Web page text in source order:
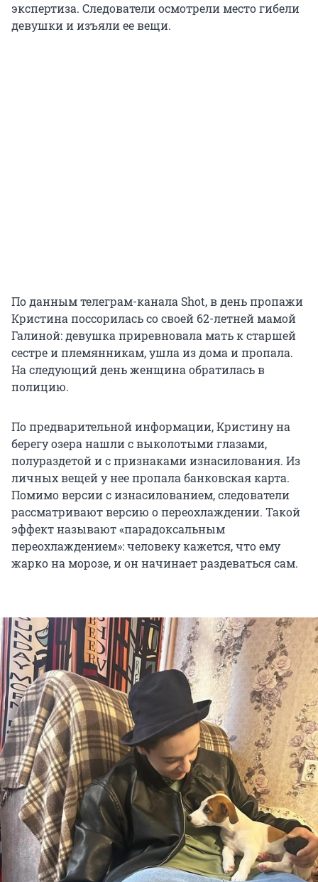
экспертиза. Следователи осмотрели место гибели
девушки и изъяли ее вещи.
По данным телеграм-канала Shot, в день пропажи
Кристина поссорилась со своей 62-летней мамой
Галиной: девушка приревновала мать к старшей
сестре и племянникам, ушла из дома и пропала.
На следующий день женщина обратилась в
полицию.
По предварительной информации, Кристину на
берегу озера нашли с выколотыми глазами,
полураздетой и с признаками изнасилования. Из
личных вещей у нее пропала банковская карта.
Помимо версии с изнасилованием, следователи
рассматривают версию о переохлаждении. Такой
эффект называют «парадоксальным
переохлаждением»: человеку кажется, что ему
жарко на морозе, и он начинает раздеваться сам.